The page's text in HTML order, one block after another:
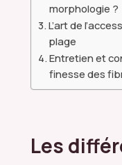
morphologie ?
L’art de
plage
Entretien et
finesse des
Les